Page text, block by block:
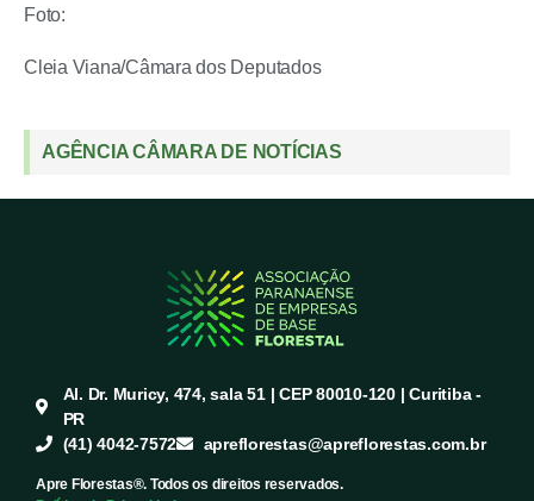
Foto:
Cleia Viana/Câmara dos Deputados
AGÊNCIA CÂMARA DE NOTÍCIAS
Al. Dr. Muricy, 474, sala 51 | CEP 80010-120 | Curitiba -
PR
(41) 4042-7572
apreflorestas@apreflorestas.com.br
Apre Florestas®. Todos os direitos reservados.